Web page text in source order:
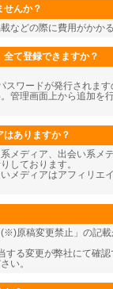
せんか？
などの際に費用がかか
て登録できますか？
スワードが発行されま
管理画面上から追加を
ありますか？
メディア、出会い系メ
しております。
メディアはアフィリエ
原稿変更禁止」の記
する変更が弊社にて確
い。